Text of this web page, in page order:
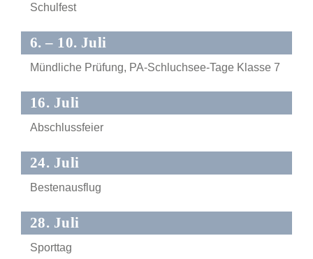
Schulfest
6. – 10. Juli
Mündliche Prüfung, PA-Schluchsee-Tage Klasse 7
16. Juli
Abschlussfeier
24. Juli
Bestenausflug
28. Juli
Sporttag